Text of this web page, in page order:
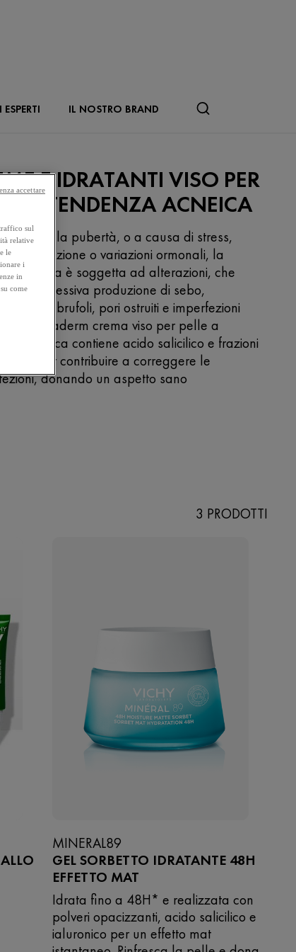
IL NOSTRO BRAND
E IDRATANTI VISO PER
A TENDENZA ACNEICA
della pubertà, o a causa di stress,
alimentazione o variazioni ormonali, la
cutanea è soggetta ad alterazioni, che
un'eccessiva produzione di sebo,
di brufoli, pori ostruiti e imperfezioni
Normaderm crema viso per pelle a
acneica contiene acido salicilico e frazioni
per contribuire a correggere le
donando un aspetto sano
3 PRODOTTI
MINERAL89
GEL SORBETTO IDRATANTE 48H
EFFETTO MAT
Idrata fino a 48H* e realizzata con
polveri opacizzanti, acido salicilico e
ialuronico per un effetto mat
sul
relative
le
i
in
come
accettare